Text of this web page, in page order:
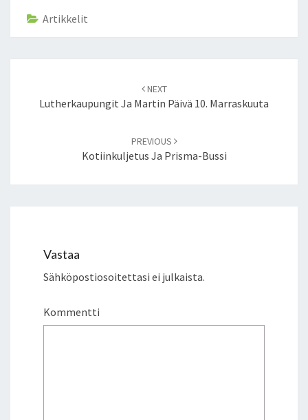
Artikkelit
navigation
NEXT
Lutherkaupungit Ja Martin Päivä 10. Marraskuuta
PREVIOUS
Kotiinkuljetus Ja Prisma-Bussi
Vastaa
Sähköpostiosoitettasi ei julkaista.
Kommentti